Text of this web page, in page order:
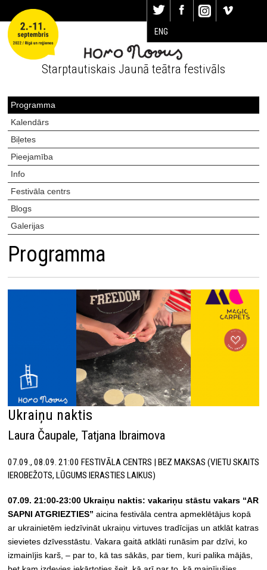
ENG
Starptautiskais Jaunā teātra festivāls
Programma
Kalendārs
Biļetes
Pieejamība
Info
Festivāla centrs
Blogs
Galerijas
Programma
Ukraiņu naktis
Laura Čaupale, Tatjana Ibraimova
07.09., 08.09. 21:00 FESTIVĀLA CENTRS | BEZ MAKSAS (VIETU SKAITS
IEROBEŽOTS, LŪGUMS IERASTIES LAIKUS)
07.09. 21:00-23:00 Ukraiņu naktis: vakariņu stāstu vakars “AR
SAPNI ATGRIEZTIES” aicina festivāla centra apmeklētājus kopā
ar ukrainietēm iedzīvināt ukraiņu virtuves tradīcijas un atklāt katras
sievietes dzīvesstāstu. Vakara gaitā atklāti runāsim par dzīvi, ko
izmainījis karš, – par to, kā tas sākās, par tiem, kuri palika mājās,